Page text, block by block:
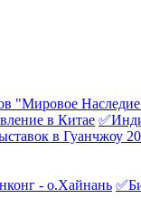
"Мировое
в Китае
в Гуанчжоу
- о.Хайнань